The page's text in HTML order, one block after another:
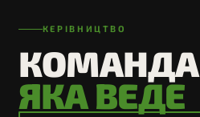
КЕРІВНИЦТВО
КОМАНДА
ЯКА ВЕДЕ